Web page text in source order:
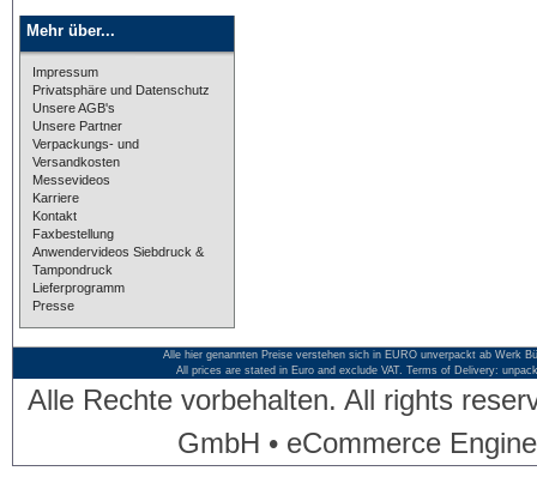
Mehr über...
Impressum
Privatsphäre und Datenschutz
Unsere AGB's
Unsere Partner
Verpackungs- und
Versandkosten
Messevideos
Karriere
Kontakt
Faxbestellung
Anwendervideos Siebdruck &
Tampondruck
Lieferprogramm
Presse
Alle hier genannten Preise verstehen sich in EURO unverpackt ab Werk
All prices are stated in Euro and exclude VAT. Terms of Delivery:
Alle Rechte vorbehalten. All rights
GmbH • eCommerce